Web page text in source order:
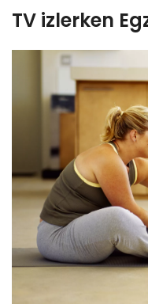
TV izlerken